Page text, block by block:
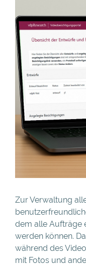
Zur Verwaltung
dem alle Aufträge
werden können.
während des
mit Fotos und